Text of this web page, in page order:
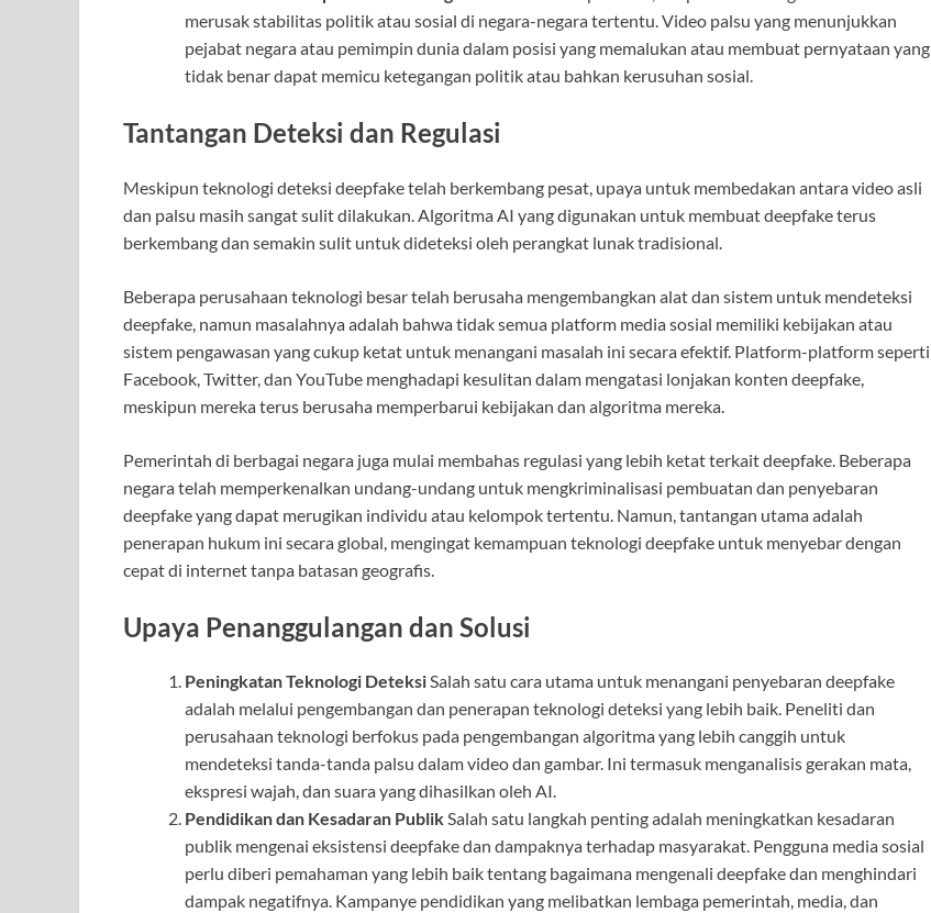
merusak stabilitas politik atau sosial di negara-negara tertentu. Video palsu yang menunjukkan
pejabat negara atau pemimpin dunia dalam posisi yang memalukan atau membuat pernyataan yang
tidak benar dapat memicu ketegangan politik atau bahkan kerusuhan sosial.
Tantangan Deteksi dan Regulasi
Meskipun teknologi deteksi deepfake telah berkembang pesat, upaya untuk membedakan antara video asli
dan palsu masih sangat sulit dilakukan. Algoritma AI yang digunakan untuk membuat deepfake terus
berkembang dan semakin sulit untuk dideteksi oleh perangkat lunak tradisional.
Beberapa perusahaan teknologi besar telah berusaha mengembangkan alat dan sistem untuk mendeteksi
deepfake, namun masalahnya adalah bahwa tidak semua platform media sosial memiliki kebijakan atau
sistem pengawasan yang cukup ketat untuk menangani masalah ini secara efektif. Platform-platform seperti
Facebook, Twitter, dan YouTube menghadapi kesulitan dalam mengatasi lonjakan konten deepfake,
meskipun mereka terus berusaha memperbarui kebijakan dan algoritma mereka.
Pemerintah di berbagai negara juga mulai membahas regulasi yang lebih ketat terkait deepfake. Beberapa
negara telah memperkenalkan undang-undang untuk mengkriminalisasi pembuatan dan penyebaran
deepfake yang dapat merugikan individu atau kelompok tertentu. Namun, tantangan utama adalah
penerapan hukum ini secara global, mengingat kemampuan teknologi deepfake untuk menyebar dengan
cepat di internet tanpa batasan geografis.
Upaya Penanggulangan dan Solusi
Peningkatan Teknologi DeteksiSalah satu cara utama untuk menangani penyebaran deepfake
adalah melalui pengembangan dan penerapan teknologi deteksi yang lebih baik. Peneliti dan
perusahaan teknologi berfokus pada pengembangan algoritma yang lebih canggih untuk
mendeteksi tanda-tanda palsu dalam video dan gambar. Ini termasuk menganalisis gerakan mata,
ekspresi wajah, dan suara yang dihasilkan oleh AI.
Pendidikan dan Kesadaran PublikSalah satu langkah penting adalah meningkatkan kesadaran
publik mengenai eksistensi deepfake dan dampaknya terhadap masyarakat. Pengguna media sosial
perlu diberi pemahaman yang lebih baik tentang bagaimana mengenali deepfake dan menghindari
dampak negatifnya. Kampanye pendidikan yang melibatkan lembaga pemerintah, media, dan